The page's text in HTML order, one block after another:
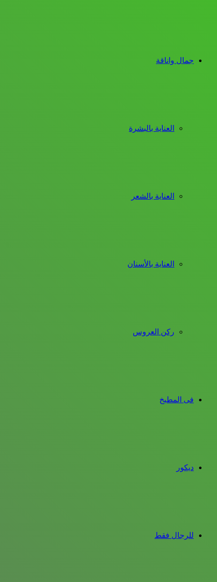
جمال واناقة
العناية بالبشرة
العناية بالشعر
العناية بالأسنان
ركن العروس
فى المطبخ
ديكور
للرجال فقط